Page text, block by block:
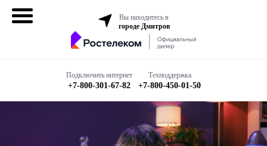
Вы находитесь в
городе Дмитров
Подключить интернет
+7-800-301-67-82
Техподдержка
+7-800-450-01-50
Интернет + ТВ